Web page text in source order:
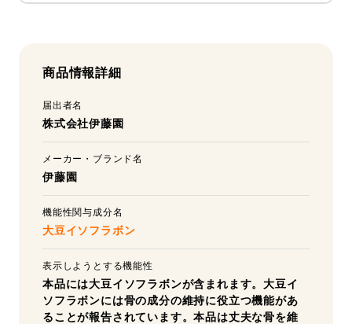
商品情報詳細
届出者名
株式会社伊藤園
メーカー・ブランド名
伊藤園
機能性関与成分名
大豆イソフラボン
表示しようとする機能性
本品には大豆イソフラボンが含まれます。大豆イ
ソフラボンには骨の成分の維持に役立つ機能があ
ることが報告されています。本品は丈夫な骨を維